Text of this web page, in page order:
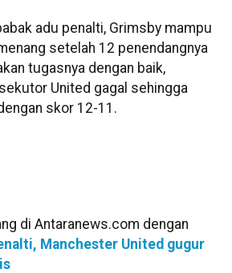
adu penalti, Grimsby mampu
setelah 12 penendangnya
tugasnya dengan baik,
United gagal sehingga
skor 12-11.
di Antaranews.com dengan
Manchester United gugur